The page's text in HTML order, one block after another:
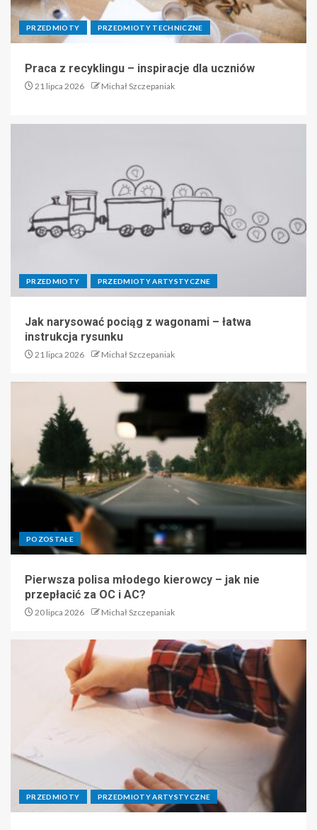
PRZEDMIOTY PRZEDMIOTY TECHNICZNE
Praca z recyklingu – inspiracje dla uczniów
21 lipca 2026 Michał Szczepaniak
PRZEDMIOTY PRZEDMIOTY ARTYSTYCZNE
Jak narysować pociąg z wagonami – łatwa
instrukcja rysunku
21 lipca 2026 Michał Szczepaniak
POZOSTAŁE
Pierwsza polisa młodego kierowcy – jak nie
przepłacić za OC i AC?
20 lipca 2026 Michał Szczepaniak
PRZEDMIOTY PRZEDMIOTY ARTYSTYCZNE